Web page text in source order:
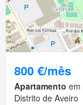
800 €/mês
Apartamento em
Distrito de Aveiro